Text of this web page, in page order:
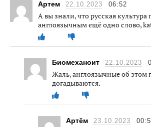
Артем 22.10.2023 06:52
А вы знали, что русская культура
англоязычным ещё одно слово,
Биомеханоит 22.10.2023
Жаль, англоязычные об этом
догадываются.
Артём 23.10.2023